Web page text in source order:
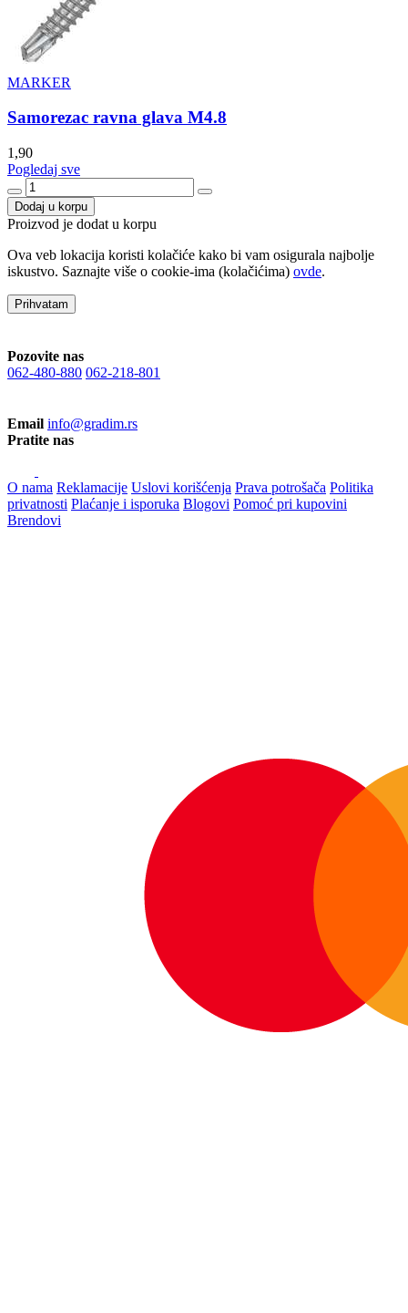
MARKER
Samorezac ravna glava M4.8
1,90
Pogledaj sve
Dodaj u korpu
Proizvod je dodat u korpu
Ova veb lokacija koristi kolačiće kako bi vam osigurala najbolje
iskustvo. Saznajte više o cookie-ima (kolačićima) ovde.
Prihvatam
Pozovite nas
062-480-880 062-218-801
Email info@gradim.rs
Pratite nas
O nama Reklamacije Uslovi korišćenja Prava potrošača Politika
privatnosti Plaćanje i isporuka Blogovi Pomoć pri kupovini
Brendovi